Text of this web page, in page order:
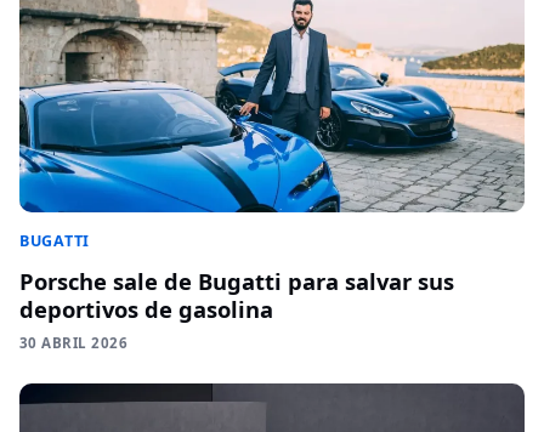
BUGATTI
Porsche sale de Bugatti para salvar sus
deportivos de gasolina
30 ABRIL 2026